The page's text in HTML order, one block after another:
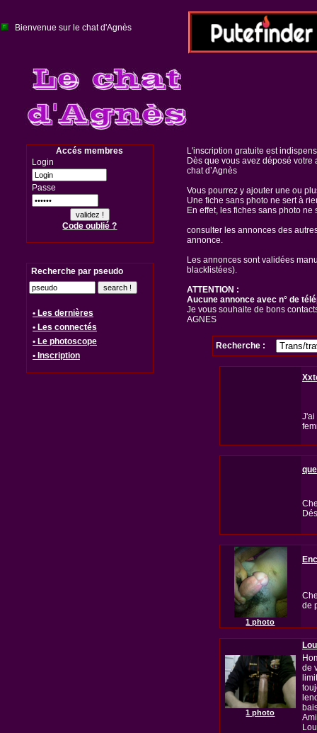
Bienvenue sur le chat d'Agnès
Accés membres
Login
Passe
Code oublié ?
Recherche par pseudo
• Les dernières
• Les connectés
• Le photoscope
• Inscription
L'inscription gratuite est
Dès que vous avez déposé
chat d’Agnès
Vous pourrez y ajouter une ou
Une fiche sans photo ne sert à
En effet, les fiches sans photo
consulter les annonces des
annonce.
Les annonces sont validées
blacklistées).
ATTENTION :
Aucune annonce avec n° de
Je vous souhaite de bons
AGNES
Recherche :
J'ai
1 photo
de
1 photo
de